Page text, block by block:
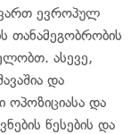
ევროპულ
თანამეგობრობის
ასევე,
და
და
წესების და